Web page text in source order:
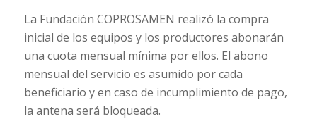
La Fundación COPROSAMEN realizó la compra
inicial de los equipos y los productores abonarán
una cuota mensual mínima por ellos. El abono
mensual del servicio es asumido por cada
beneficiario y en caso de incumplimiento de pago,
la antena será bloqueada.